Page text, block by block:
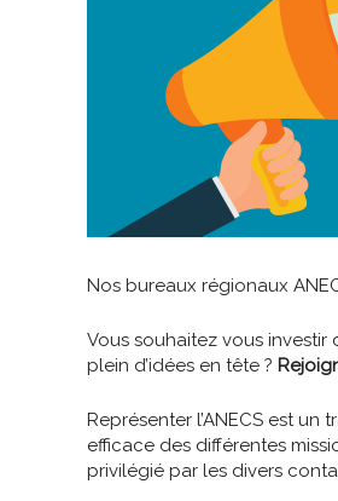
Nos bureaux régionaux
Vous souhaitez vous
plein d’idées en tête ?
Représenter l’ANECS est
efficace des différentes
privilégié par les divers